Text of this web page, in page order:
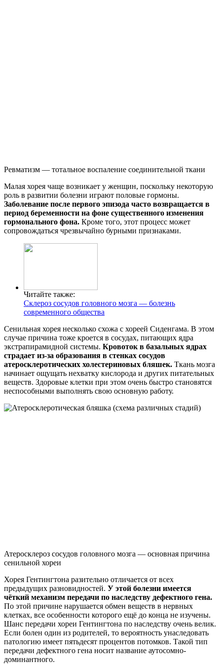
Ревматизм — тотальное воспаление соединительной ткани
Малая хорея чаще возникает у женщин, поскольку некоторую
роль в развитии болезни играют половые гормоны.
Заболевание после первого эпизода часто возвращается в
период беременности на фоне существенного изменения
гормонального фона. Кроме того, этот процесс может
сопровождаться чрезвычайно бурными признаками.
Читайте также:
Склероз сосудов головного мозга — болезнь
современного общества
Сенильная хорея несколько схожа с хореей Сиденгама. В этом
случае причина тоже кроется в сосудах, питающих ядра
экстрапирамидной системы. Кровоток в базальных ядрах
страдает из-за образования в стенках сосудов
атеросклеротических холестериновых бляшек. Ткань мозга
начинает ощущать нехватку кислорода и других питательных
веществ. Здоровые клетки при этом очень быстро становятся
неспособными выполнять свою основную работу.
Атеросклероз сосудов головного мозга — основная причина
сенильной хореи
Хорея Гентингтона разительно отличается от всех
предыдущих разновидностей. У этой болезни имеется
чёткий механизм передачи по наследству дефектного гена.
По этой причине нарушается обмен веществ в нервных
клетках, все особенности которого ещё до конца не изучены.
Шанс передачи хореи Гентингтона по наследству очень велик.
Если болен один из родителей, то вероятность унаследовать
патологию имеет пятьдесят процентов потомков. Такой тип
передачи дефектного гена носит название аутосомно-
доминантного.